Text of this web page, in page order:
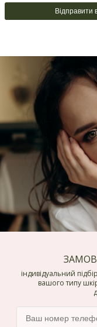
Відправити
індивідуальний
вашого типу